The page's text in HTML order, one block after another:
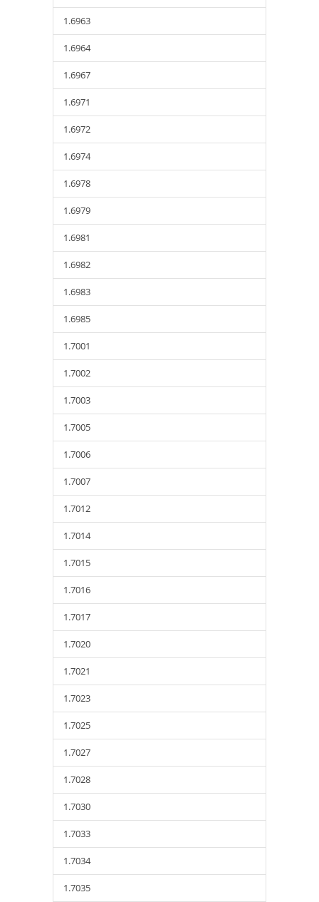
1.6963
1.6964
1.6967
1.6971
1.6972
1.6974
1.6978
1.6979
1.6981
1.6982
1.6983
1.6985
1.7001
1.7002
1.7003
1.7005
1.7006
1.7007
1.7012
1.7014
1.7015
1.7016
1.7017
1.7020
1.7021
1.7023
1.7025
1.7027
1.7028
1.7030
1.7033
1.7034
1.7035